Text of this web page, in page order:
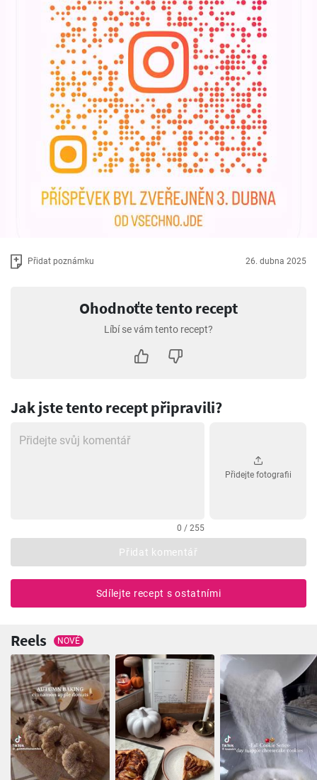
Přidat poznámku 26. dubna 2025
Ohodnoťte tento recept
Líbí se vám tento recept?
Jak jste tento recept připravili?
0 / 255
Přidejte fotografii
Přidat komentář
Sdílejte recept s ostatními
Reels NOVÉ